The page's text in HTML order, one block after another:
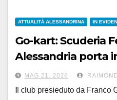
ATTUALITÀ ALESSANDRINA IN
Go-kart: Scuderia
Alessandria porta
soci domenica 24
MAG 21, 2026
Il club presieduto da Franco